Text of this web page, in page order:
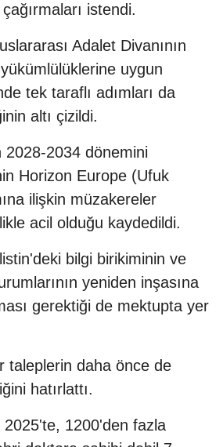
istendi.
Adalet Divanının
yükümlülüklerine uygun
tek taraflı adımları da
altı çizildi.
2034 dönemini
Horizon Europe (Ufuk
ilişkin müzakereler
acil olduğu kaydedildi.
bilgi birikiminin ve
yeniden inşasına
gerektiği de mektupta yer
taleplerin daha önce de
hatırlattı.
1200'den fazla